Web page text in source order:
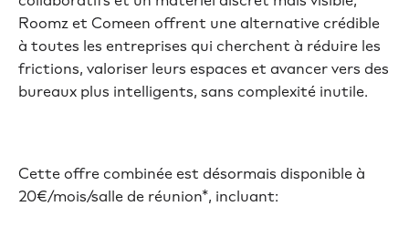
Roomz et Comeen offrent une alternative crédible
à toutes les entreprises qui cherchent à réduire les
frictions, valoriser leurs espaces et avancer vers des
bureaux plus intelligents, sans complexité inutile.
Cette offre combinée est désormais disponible à
20€/mois/salle de réunion*, incluant: